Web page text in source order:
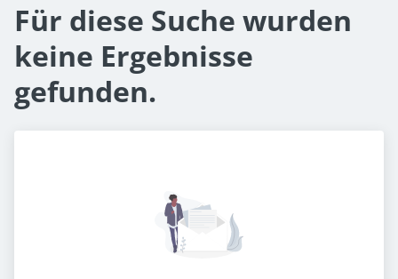
Für diese Suche wurden
keine Ergebnisse
gefunden.